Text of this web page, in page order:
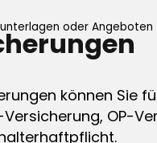
oder Angeboten
können Sie
OP-